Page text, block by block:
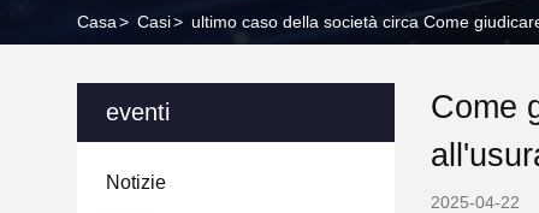
Casa> Casi> ultimo caso della società circa Come
eventi
Notizie
Come
2025-04-22